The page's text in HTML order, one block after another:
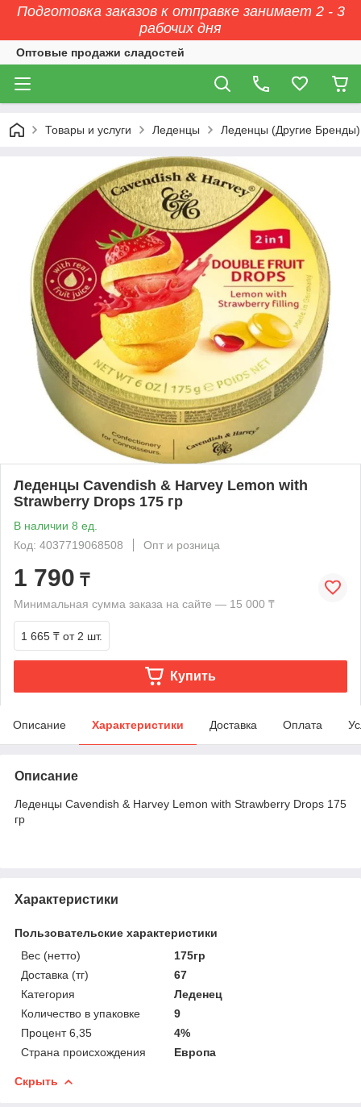
Подготовка заказов к отправке занимает 2 - 3
рабочих дня
Оптовые продажи сладостей
Товары и услуги Леденцы Леденцы (Другие Бренды)
Леденцы Cavendish & Harvey Lemon with
Strawberry Drops 175 гр
В наличии 8 ед.
Код: 4037719068508
Опт и розница
1 790 ₸
Минимальная сумма заказа на сайте — 15 000 ₸
1 665 ₸ от 2 шт.
Купить
Описание Характеристики Доставка Оплата
Описание
Леденцы Cavendish & Harvey Lemon with Strawberry Drops 175
гр
Характеристики
Пользовательские характеристики
Вес (нетто)
175гр
Доставка (тг)
67
Категория
Леденец
Количество в упаковке
9
Процент 6,35
4%
Страна происхождения
Европа
Скрыть